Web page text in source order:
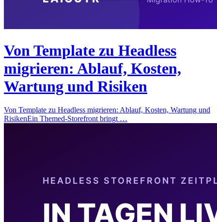
Von Template zu Headless
migrieren: Ablauf, Kosten,
Wartung und Risiken
Von Template zu Headless migrieren: Ablauf, Kosten, Wartung und
RisikenEin Themed-Storefront bringt …